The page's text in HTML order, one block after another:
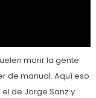
morir la gente
de manual. Aquí eso
de Jorge Sanz y